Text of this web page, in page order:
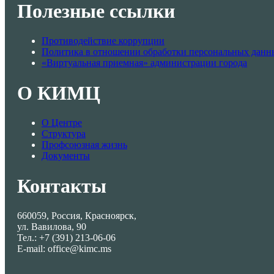
Полезные ссылки
Противодействие коррупции
Политика в отношении обработки персональных
«Виртуальная приемная» администрации города
О КИМЦ
О Центре
Структура
Профсоюзная жизнь
Документы
Контакты
660059, Россия, Красноярск,
ул. Вавилова, 90
Тел.: +7 (391) 213-06-06
E-mail: office@kimc.ms